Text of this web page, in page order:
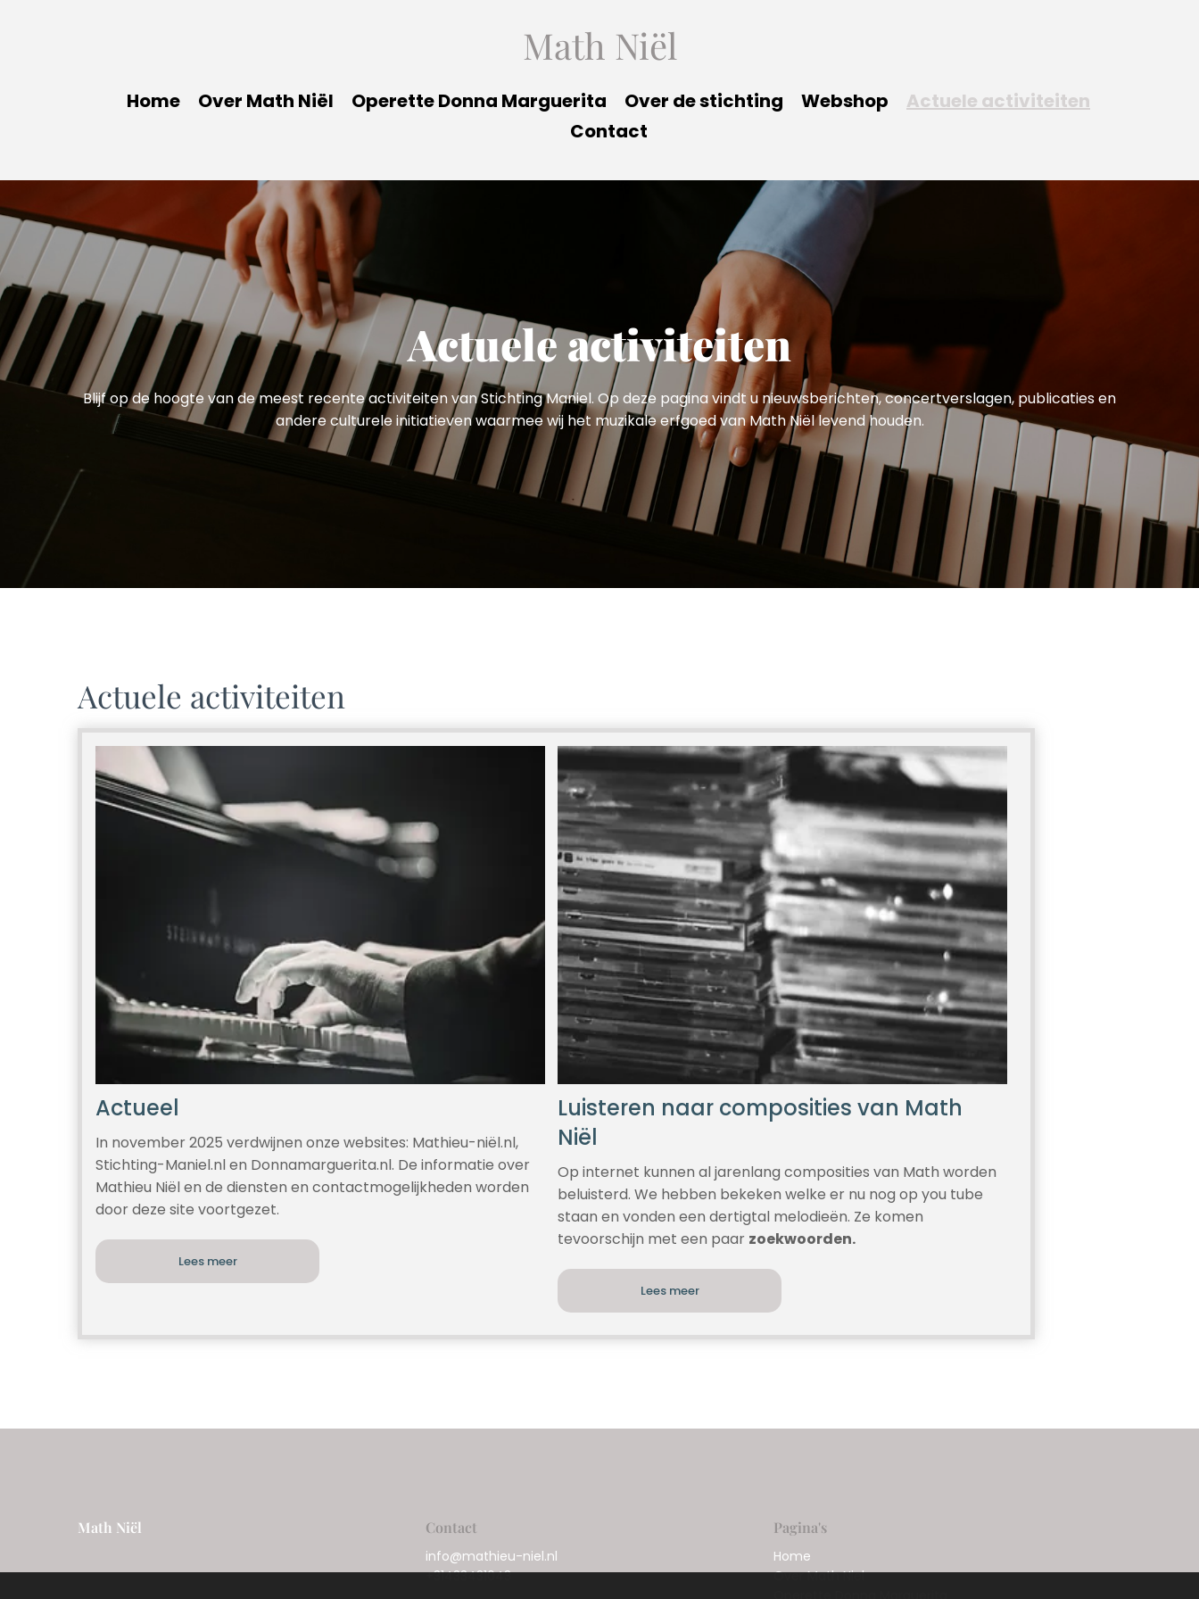
Math Niël
Home Over Math Niël Operette Donna Marguerita Over de stichting Webshop
Actuele activiteiten
Contact
Actuele activiteiten
Blijf op de hoogte van de meest recente activiteiten van Stichting Maniel. Op deze pagina vindt u nieuwsberichten, concertverslagen, publicaties en
andere culturele initiatieven waarmee wij het muzikale erfgoed van Math Niël levend houden.
Actuele activiteiten
Actueel
In november 2025 verdwijnen onze websites: Mathieu-niël.nl,
Stichting-Maniel.nl en Donnamarguerita.nl. De informatie over
Mathieu Niël en de diensten en contactmogelijkheden worden
door deze site voortgezet.
Lees meer
Luisteren naar composities van Math
Niël
Op internet kunnen al jarenlang composities van Math worden
beluisterd. We hebben bekeken welke er nu nog op you tube
staan en vonden een dertigtal melodieën. Ze komen
tevoorschijn met een paar zoekwoorden.
Lees meer
Math Niël Contact
info@mathieu-niel.nl
+31433431043
Pagina's
Home
Over Math Niel